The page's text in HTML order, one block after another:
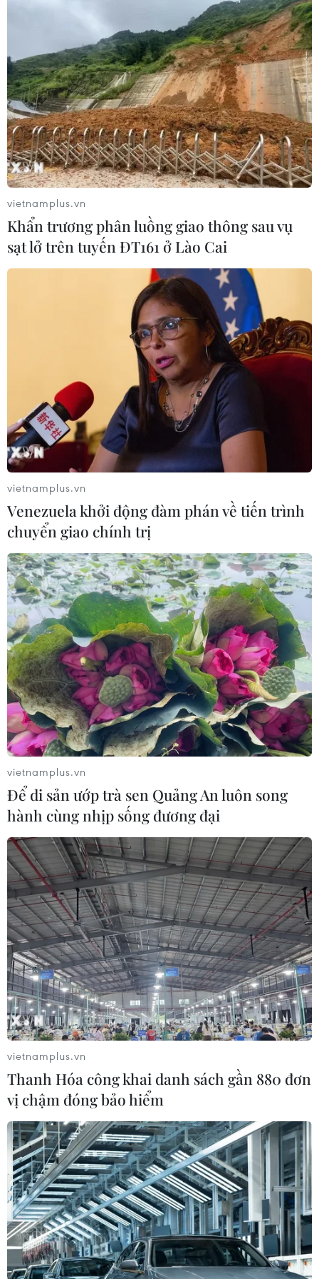
vietnamplus.vn
Khẩn trương phân luồng giao thông sau vụ
sạt lở trên tuyến ĐT161 ở Lào Cai
vietnamplus.vn
Venezuela khởi động đàm phán về tiến trình
chuyển giao chính trị
vietnamplus.vn
Để di sản ướp trà sen Quảng An luôn song
hành cùng nhịp sống đương đại
vietnamplus.vn
Thanh Hóa công khai danh sách gần 880 đơn
vị chậm đóng bảo hiểm